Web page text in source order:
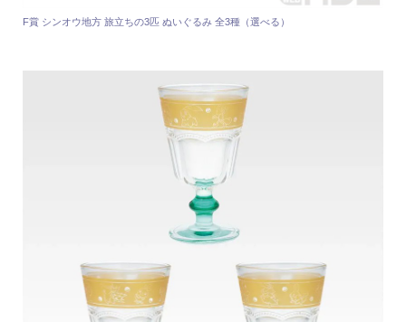
F賞 シンオウ地方 旅立ちの3匹 ぬいぐるみ 全3種（選べる）